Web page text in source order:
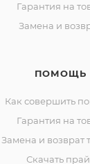
Гарантия на
Замена и
ПОМОЩЬ
Как совершить
Гарантия на
Замена и возврат
Скачать